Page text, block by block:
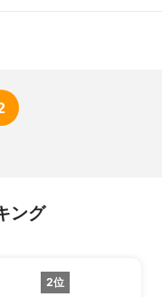
ング
2位